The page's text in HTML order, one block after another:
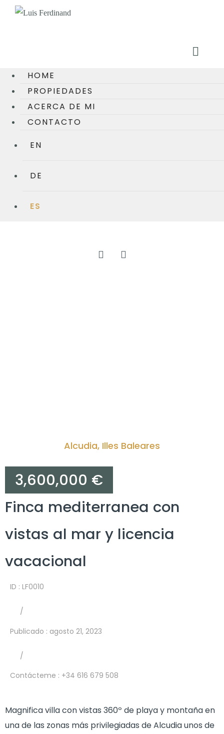
HOME
PROPIEDADES
ACERCA DE MI
CONTACTO
EN
DE
ES
Alcudia, Illes Baleares
3,600,000 €
Finca mediterranea con
vistas al mar y licencia
vacacional
ID : LF0010
/
Publicado : agosto 21, 2023
/
Contácteme : +34 616 679 508
Magnifica villa con vistas 360º de playa y montaña en
una de las zonas más privilegiadas de Alcudia unos de